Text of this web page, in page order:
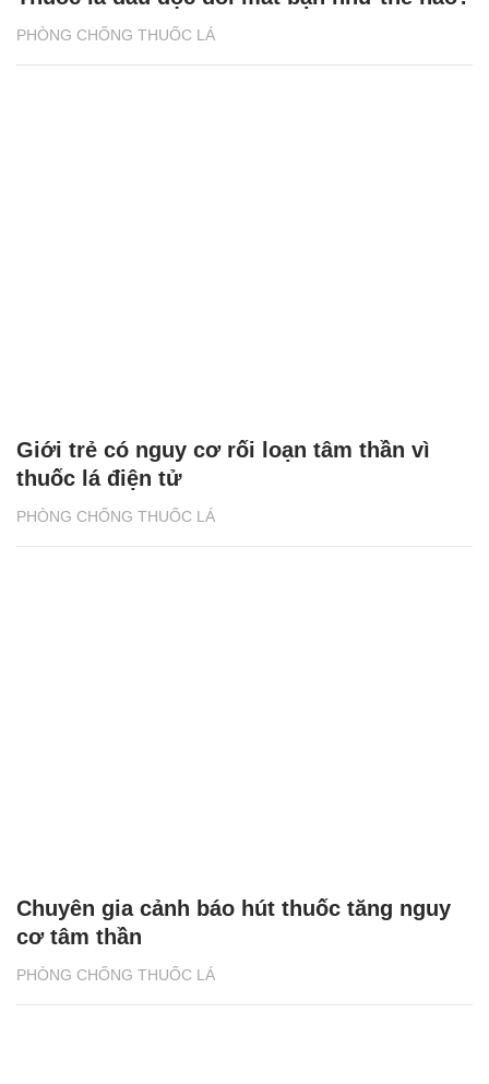
PHÒNG CHỐNG THUỐC LÁ
PHÒNG CHỐNG THUỐC LÁ
Giới trẻ có nguy cơ rối loạn tâm thần vì
thuốc lá điện tử
PHÒNG CHỐNG THUỐC LÁ
Chuyên gia cảnh báo hút thuốc tăng nguy
cơ tâm thần